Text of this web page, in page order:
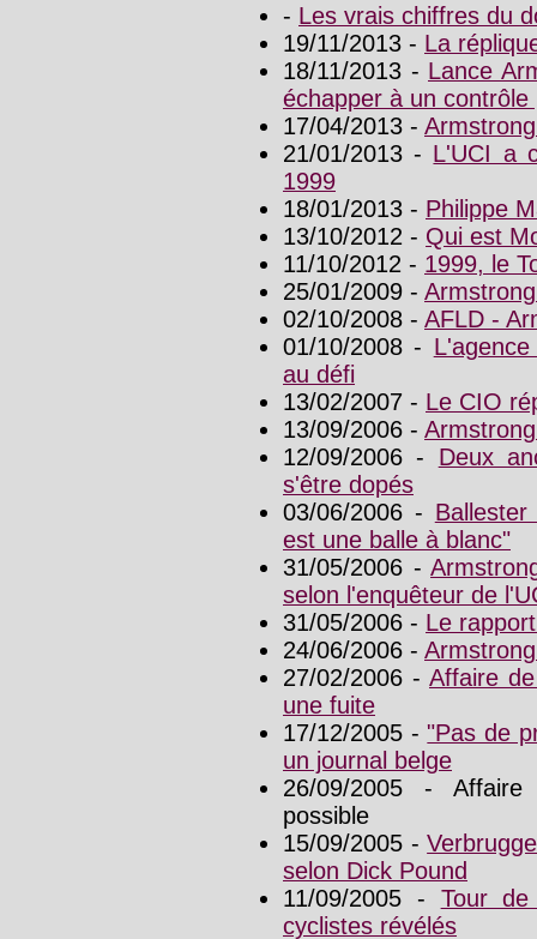
- Les vrais chiffres du
19/11/2013 - La
18/11/2013 - Lance
échapper à un contrôle
17/04/2013 -
21/01/2013 - L'UCI a
1999
18/01/2013 - Philippe
13/10/2012 - Qui est
11/10/2012 - 1999, le
25/01/2009 -
02/10/2008 - AFLD -
01/10/2008 -
au défi
13/02/2007 - Le CIO
13/09/2006 -
12/09/2006 - Deux
s'être dopés
03/06/2006 -
est une balle à blanc"
31/05/2006 -
selon l'enquêteur de
31/05/2006 - Le
24/06/2006 -
27/02/2006 - Affaire
une fuite
17/12/2005 -"Pas de
un journal belge
26/09/2005 -
possible
15/09/2005 -
selon Dick Pound
11/09/2005 - Tour
cyclistes révélés